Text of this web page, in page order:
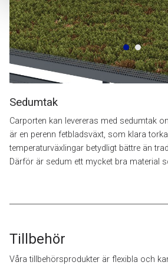
Sedumtak
Carporten kan levereras med sedumtak
är en perenn fetbladsväxt, som klara
temperaturväxlingar betydligt bättre än
Därför är sedum ett mycket bra material
Tillbehör
Våra tillbehörsprodukter är flexibla och